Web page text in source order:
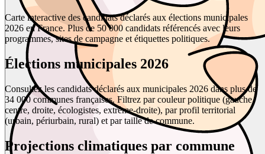
Carte interactive des candidats déclarés aux élections municipales
2026 en France. Plus de 50 000 candidats référencés avec leurs
programmes, sites de campagne et étiquettes politiques.
Élections municipales 2026
Consultez les candidats déclarés aux municipales 2026 dans plus de
34 000 communes françaises. Filtrez par couleur politique (gauche,
centre, droite, écologistes, extrême-droite), par profil territorial
(urbain, périurbain, rural) et par taille de commune.
Projections climatiques par commune